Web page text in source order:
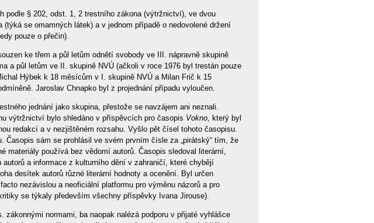
podle § 202, odst. 1, 2 trestního zákona (výtržnictví), ve dvou
se omamných látek) a v jednom případě o nedovolené držení
pouze o přečin).
ke třem a půl letům odnětí svobody ve III. nápravně skupině
a půl letům ve II. skupině NVÚ (ačkoli v roce 1976 byl trestán pouze
Hýbek k 18 měsícům v I. skupině NVÚ a Milan Frič k 15
Jaroslav Chnapko byl z projednání případu vyloučen.
jednání jako skupina, přestože se navzájem ani neznali.
výtržnictví bylo shledáno v příspěvcích pro časopis Vokno, který byl
redakcí a v nezjištěném rozsahu. Vyšlo pět čísel tohoto časopisu.
Časopis sám se prohlásil ve svém prvním čísle za „pirátský“ tím, že
materiály používá bez vědomí autorů. Časopis sledoval literární,
a informace z kulturního dění v zahraničí, které chybějí
desítek autorů různé literární hodnoty a ocenění. Byl určen
nezávislou a neoficiální platformu pro výměnu názorů a pro
se týkaly především všechny příspěvky Ivana Jirouse).
zákonnými normami, ba naopak nalézá podporu v přijaté vyhlášce